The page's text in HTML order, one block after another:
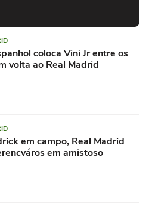
coloca Vini Jr entre os
volta ao Real Madrid
em campo, Real Madrid
em amistoso